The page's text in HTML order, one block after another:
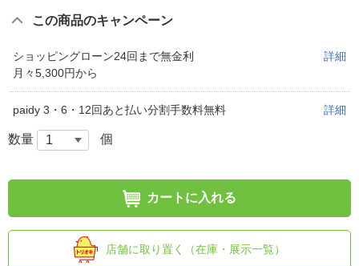
この商品のキャンペーン
ショッピングローン24回まで無金利
月々5,300円から
詳細
paidy 3・6・12回あと払い分割手数料無料 詳細
数量 個
カートに入れる
店舗に取り置く（在庫・展示一覧）